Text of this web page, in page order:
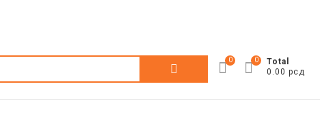
Претрага
0
Total
0.00 рсд
0